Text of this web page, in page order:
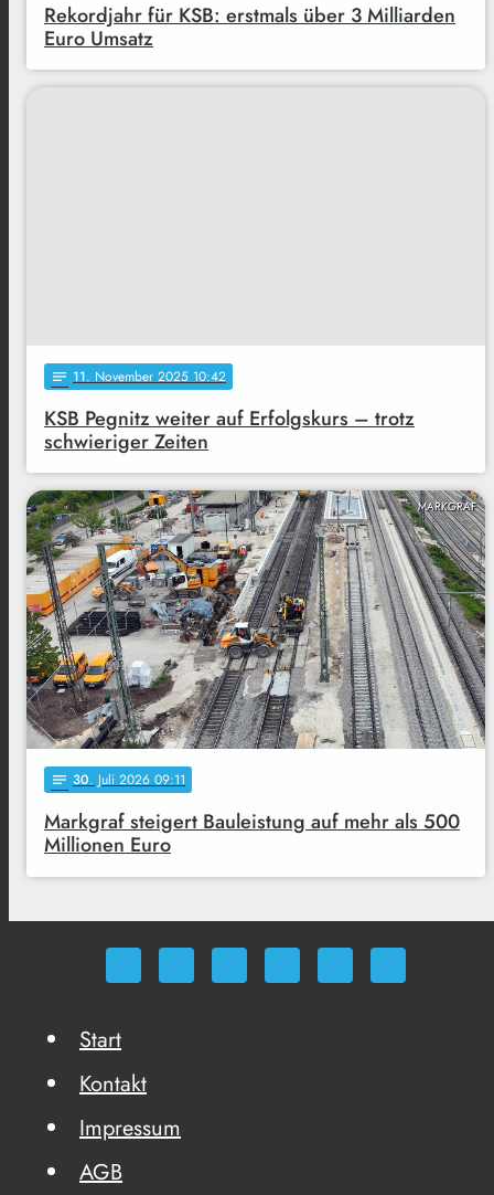
Rekordjahr für KSB: erstmals über 3 Milliarden
Euro Umsatz
notes 11. November 2025 10:42
KSB Pegnitz weiter auf Erfolgskurs – trotz
schwieriger Zeiten
MARKGRAF
notes 30. Juli 2026 09:11
Markgraf steigert Bauleistung auf mehr als 500
Millionen Euro
Start
Kontakt
Impressum
AGB